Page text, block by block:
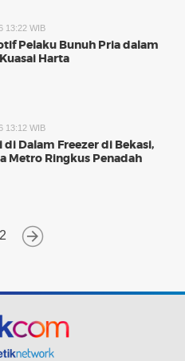
13:22 WIB
Pelaku Bunuh Pria dalam
Harta
13:12 WIB
di Dalam Freezer di Bekasi,
Metro Ringkus Penadah
2